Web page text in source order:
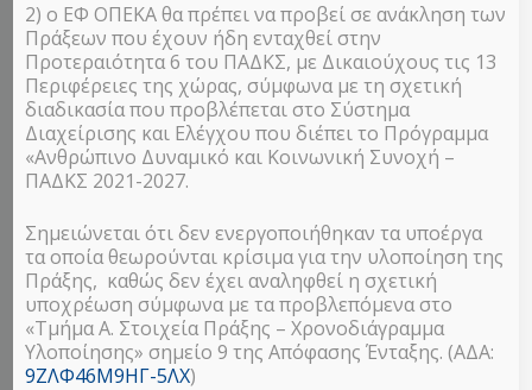
ΤΟ ΠΡΟΓΡΑΜΜΑ
Επισιτιστικό Πρόγραμμα ΤΕΒΑ/FEAD
Διαχειριστική Αρχή
Κοινωνική Σύμπραξη
Το πρόγραμμα υλοποιείται με τη
συγχρηματοδότηση της Ελλάδας και της
Ευρωπαϊκής Ένωσης.
2) ο ΕΦ ΟΠΕΚΑ θα πρέπει να προβεί σε ανάκληση των
Πράξεων που έχουν ήδη ενταχθεί στην
Προτεραιότητα 6 του ΠΑΔΚΣ, με Δικαιούχους τις 13
Περιφέρειες της χώρας, σύμφωνα με τη σχετική
διαδικασία που προβλέπεται στο Σύστημα
Διαχείρισης και Ελέγχου που διέπει το Πρόγραμμα
«Ανθρώπινο Δυναμικό και Κοινωνική Συνοχή –
ΠΑΔΚΣ 2021-2027.
Σημειώνεται ότι δεν ενεργοποιήθηκαν τα υποέργα
τα οποία θεωρούνται κρίσιμα για την υλοποίηση της
Πράξης, καθώς δεν έχει αναληφθεί η σχετική
υποχρέωση σύμφωνα με τα προβλεπόμενα στο
«Τμήμα Α. Στοιχεία Πράξης – Χρονοδιάγραμμα
Υλοποίησης» σημείο 9 της Απόφασης Ένταξης. (ΑΔΑ:
9ΖΛΦ46Μ9ΗΓ-5ΛΧ)